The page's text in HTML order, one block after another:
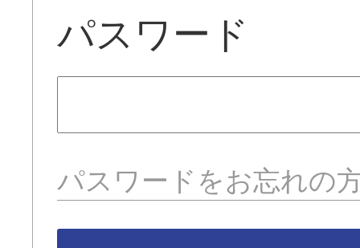
パスワード
パスワードをお忘れの